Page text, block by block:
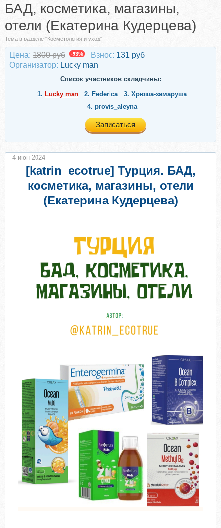
БАД, косметика, магазины,
отели (Екатерина Кудерцева)
Тема в разделе "Косметология и уход"
Цена: 1800 руб -93% Взнос: 131 руб
Организатор: Lucky man
Список участников складчины:
1. Lucky man 2. Federica 3. Хрюша-замаруша
4. provis_aleyna
Записаться
[katrin_ecotrue] Турция. БАД,
косметика, магазины, отели
(Екатерина Кудерцева)
4 июн 2024